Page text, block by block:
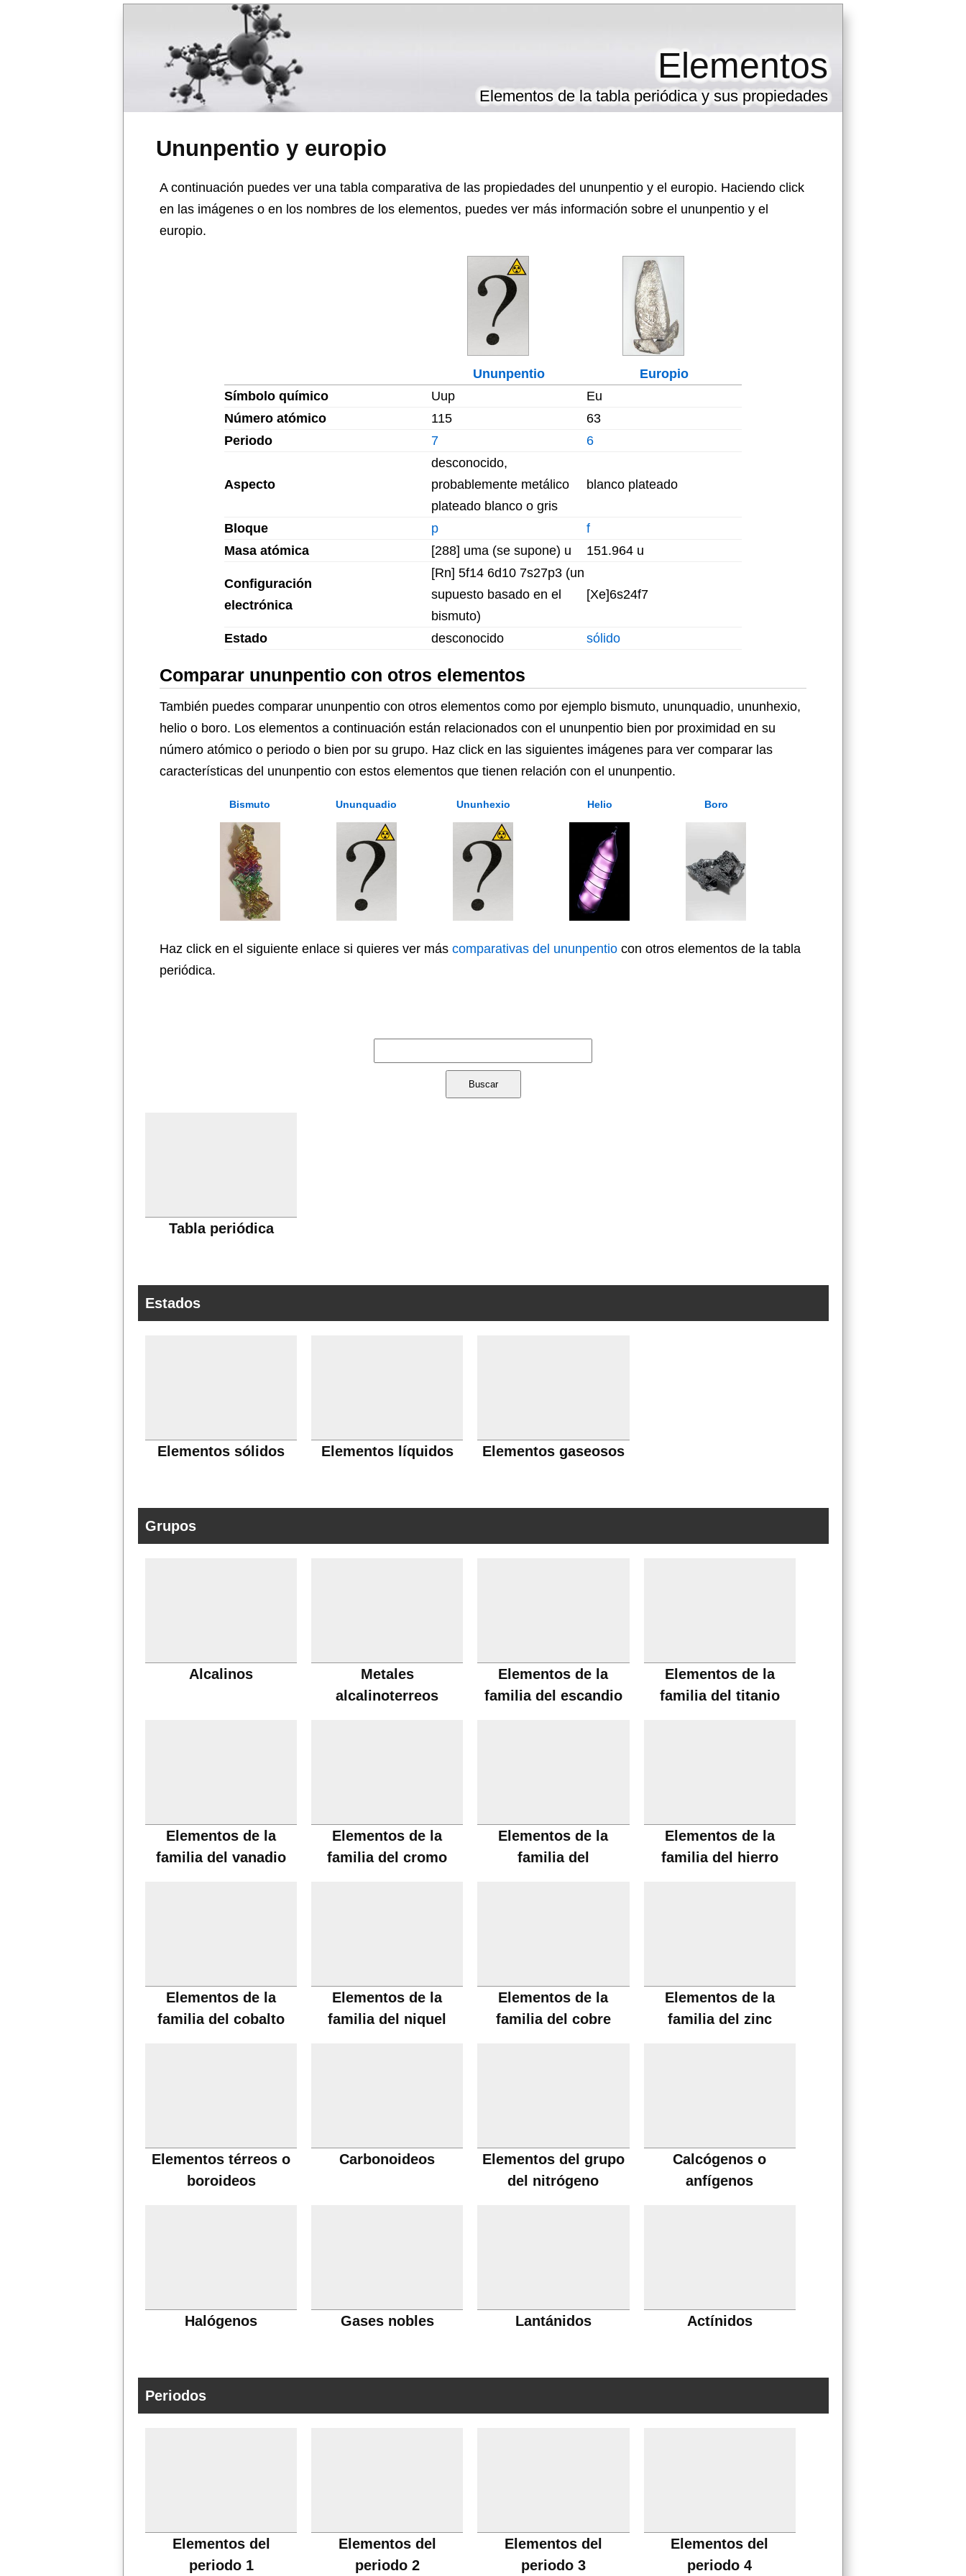
Ununpentio y europio
Elementos
Elementos de la tabla periódica y sus propiedades
A continuación puedes ver una tabla comparativa de las propiedades del ununpentio y el europio. Haciendo click
en las imágenes o en los nombres de los elementos, puedes ver más información sobre el ununpentio y el
europio.
Ununpentio
Europio
Símbolo químico
Uup
Eu
Número atómico
115
63
Periodo
7 6
Aspecto
desconocido,
probablemente metálico
plateado blanco o gris
blanco plateado
Bloque p
f
Masa atómica
[288] uma (se supone) u 151.964 u
Configuración
electrónica
[Rn] 5f14 6d10 7s27p3 (un
supuesto basado en el
bismuto)
[Xe]6s24f7
Estado desconocido sólido
Comparar ununpentio con otros elementos
También puedes comparar ununpentio con otros elementos como por ejemplo bismuto, ununquadio, ununhexio,
helio o boro. Los elementos a continuación están relacionados con el ununpentio bien por proximidad en su
número atómico o periodo o bien por su grupo. Haz click en las siguientes imágenes para ver comparar las
características del ununpentio con estos elementos que tienen relación con el ununpentio.
Bismuto Ununquadio Ununhexio Helio Boro
Haz click en el siguiente enlace si quieres ver más comparativas del ununpentio con otros elementos de la tabla
periódica.
Tabla periódica
Estados
Elementos sólidos Elementos líquidos Elementos gaseosos
Grupos
Alcalinos
Metales
alcalinoterreos
Elementos de la
familia del escandio
Elementos de la
familia del titanio
Elementos de la
familia del vanadio
Elementos de la
familia del cromo
Elementos de la
familia del
Elementos de la
familia del hierro
Elementos de la
familia del cobalto
Elementos de la
familia del niquel
Elementos de la
familia del cobre
Elementos de la
familia del zinc
Elementos térreos o
boroideos
Carbonoideos
Elementos del grupo
del nitrógeno
Calcógenos o
anfígenos
Halógenos Gases nobles Lantánidos Actínidos
Periodos
Elementos del
periodo 1
Elementos del
periodo 2
Elementos del
periodo 3
Elementos del
periodo 4